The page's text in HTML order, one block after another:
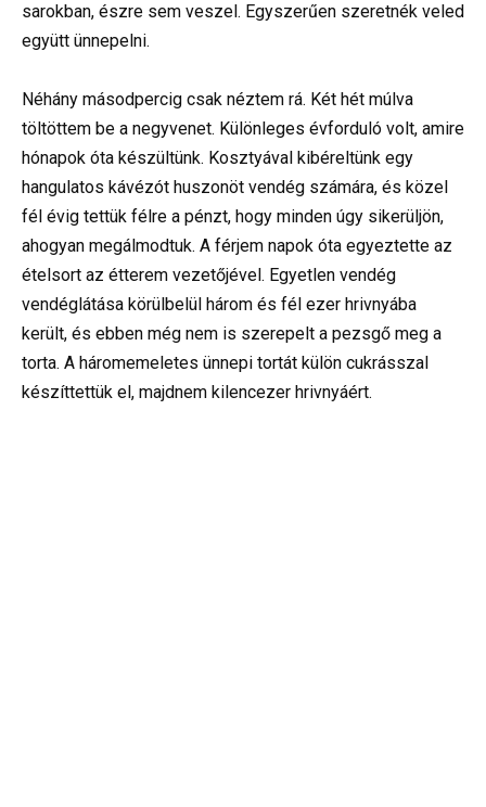
sarokban, észre sem veszel. Egyszerűen szeretnék veled
együtt ünnepelni.
Néhány másodpercig csak néztem rá. Két hét múlva
töltöttem be a negyvenet. Különleges évforduló volt, amire
hónapok óta készültünk. Kosztyával kibéreltünk egy
hangulatos kávézót huszonöt vendég számára, és közel
fél évig tettük félre a pénzt, hogy minden úgy sikerüljön,
ahogyan megálmodtuk. A férjem napok óta egyeztette az
ételsort az étterem vezetőjével. Egyetlen vendég
vendéglátása körülbelül három és fél ezer hrivnyába
került, és ebben még nem is szerepelt a pezsgő meg a
torta. A háromemeletes ünnepi tortát külön cukrásszal
készíttettük el, majdnem kilencezer hrivnyáért.